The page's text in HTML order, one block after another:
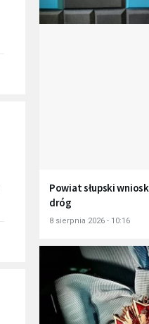
Powiat słupski
dróg
8 sierpnia 2026 - 10:16